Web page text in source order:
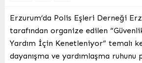
Erzurum’da Polis Eşleri Derneği
tarafından organize edilen
Yardım İçin Kenetleniyor” temalı
dayanışma ve yardımlaşma ruhunu